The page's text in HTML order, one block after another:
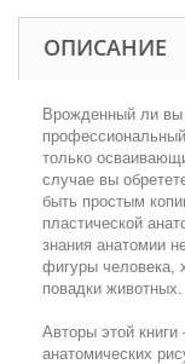
ОПИСАНИЕ
Врожденный ли вы
только
случае вы
быть простым
пластической
знания анатомии
фигуры человека,
повадки животных.
Авторы этой
анатомических